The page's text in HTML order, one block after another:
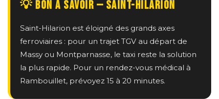
💡 BON À SAVOIR — SAINT-HILARION
Saint-Hilarion est éloigné des grands axes
ferroviaires : pour un trajet TGV au départ de
Massy ou Montparnasse, le taxi reste la solution
la plus rapide. Pour un rendez-vous médical à
Rambouillet, prévoyez 15 à 20 minutes.